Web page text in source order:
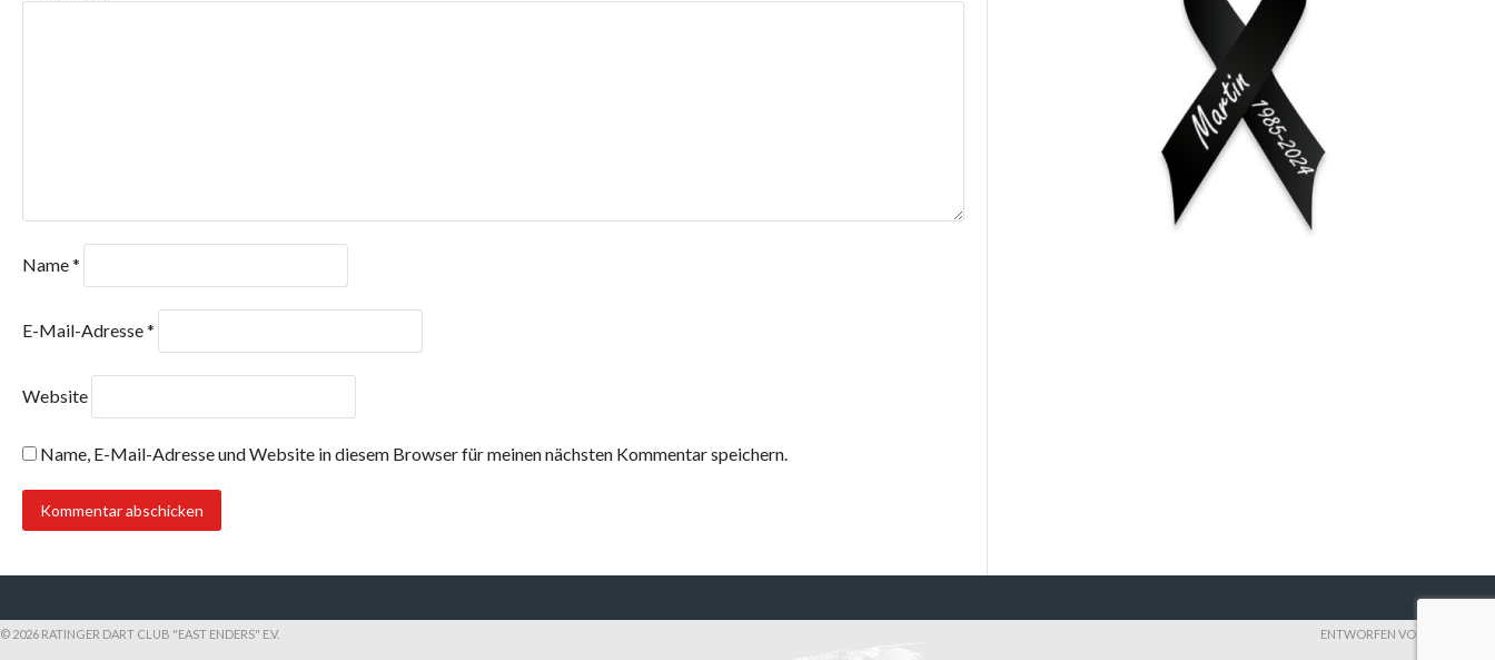
Name*
E-Mail-Adresse*
Website
Name, E-Mail-Adresse und Website in diesem Browser für meinen nächsten Kommentar speichern.
© 2026 RATINGER DART CLUB "EAST ENDERS" E.V. ENTWORFEN VON THEMEBOY